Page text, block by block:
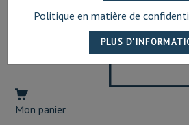
Mon panier
Politique en matière de